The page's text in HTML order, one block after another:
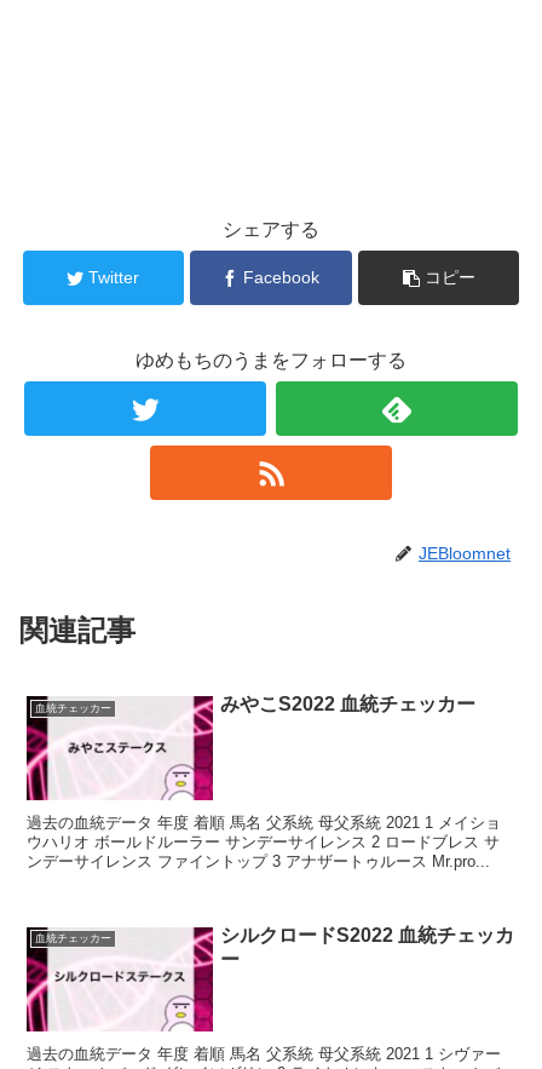
シェアする
Twitter Facebook コピー
ゆめもちのうまをフォローする
JEBloomnet
関連記事
血統チェッカー みやこS2022 血統チェッカー
過去の血統データ 年度 着順 馬名 父系統 母父系統 2021 1 メイショ
ウハリオ ボールドルーラー サンデーサイレンス 2 ロードブレス サ
ンデーサイレンス ファイントップ 3 アナザートゥルース Mr.pro...
血統チェッカー
シルクロードS2022 血統チェッカ
ー
過去の血統データ 年度 着順 馬名 父系統 母父系統 2021 1 シヴァー